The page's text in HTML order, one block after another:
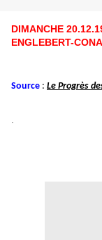
DIMANCHE
ENGLEBERT-
Source : Le Progrès